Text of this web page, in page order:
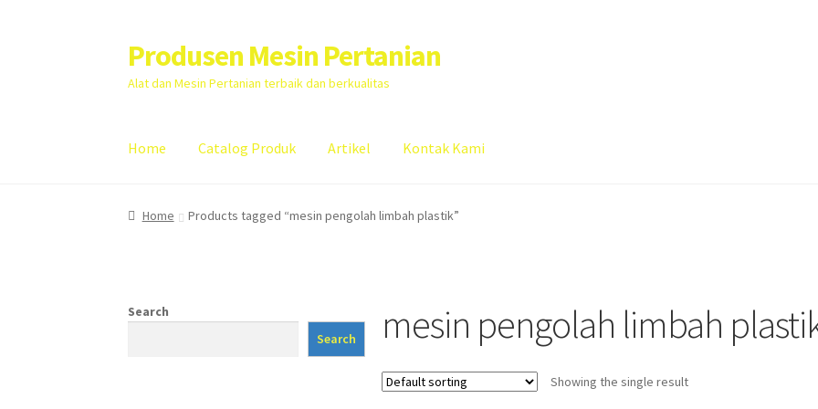
Skip
to
navigation
Skip
to
content
Produsen Mesin Pertanian
Alat dan Mesin Pertanian terbaik dan berkualitas
Home Catalog Produk Artikel Kontak Kami
Home Artikel Cart Checkout Kontak Kami My account
Home Products tagged “mesin pengolah limbah plastik”
mesin pengolah limbah
Showing the single result
Search
Search